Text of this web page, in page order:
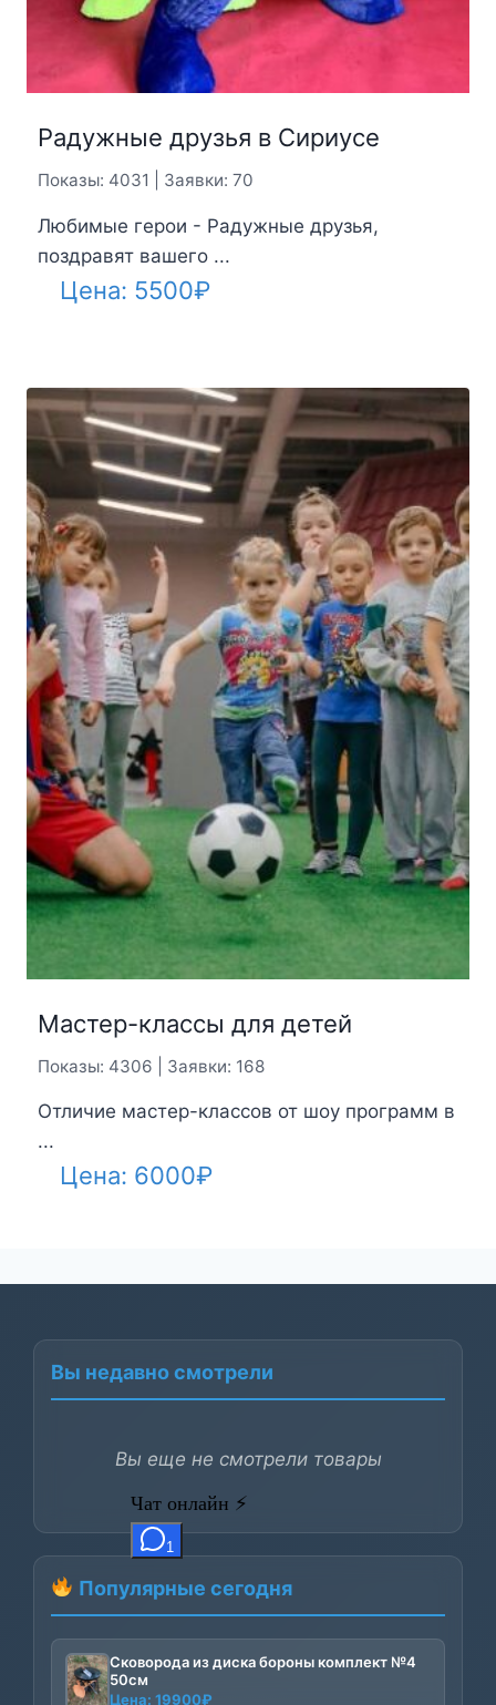
Радужные друзья в Сириусе
Показы: 4031 | Заявки: 70
Любимые герои - Радужные друзья,
поздравят вашего ...
Цена: 5500₽
Мастер-классы для детей
Показы: 4306 | Заявки: 168
Отличие мастер-классов от шоу программ в
...
Цена: 6000₽
Вы недавно смотрели
Вы еще не смотрели товары
Популярные сегодня
Сковорода из диска бороны комплект №4
50см
Цена: 19900₽